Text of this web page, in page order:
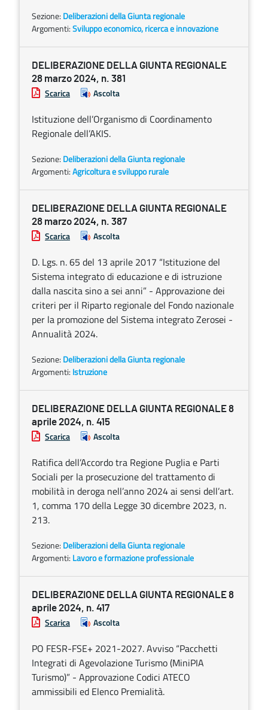
Sezione: Deliberazioni della Giunta regionale
Argomenti:Sviluppo economico, ricerca e innovazione
DELIBERAZIONE DELLA GIUNTA REGIONALE
28 marzo 2024, n. 381
Scarica Ascolta
Istituzione dell’Organismo di Coordinamento
Regionale dell’AKIS.
Sezione: Deliberazioni della Giunta regionale
Argomenti:Agricoltura e sviluppo rurale
DELIBERAZIONE DELLA GIUNTA REGIONALE
28 marzo 2024, n. 387
Scarica Ascolta
D. Lgs. n. 65 del 13 aprile 2017 “Istituzione del
Sistema integrato di educazione e di istruzione
dalla nascita sino a sei anni” - Approvazione dei
criteri per il Riparto regionale del Fondo nazionale
per la promozione del Sistema integrato Zerosei -
Annualità 2024.
Sezione: Deliberazioni della Giunta regionale
Argomenti: Istruzione
DELIBERAZIONE DELLA GIUNTA REGIONALE 8
aprile 2024, n. 415
Scarica Ascolta
Ratifica dell’Accordo tra Regione Puglia e Parti
Sociali per la prosecuzione del trattamento di
mobilità in deroga nell’anno 2024 ai sensi dell’art.
1, comma 170 della Legge 30 dicembre 2023, n.
213.
Sezione: Deliberazioni della Giunta regionale
Argomenti: Lavoro e formazione professionale
DELIBERAZIONE DELLA GIUNTA REGIONALE 8
aprile 2024, n. 417
Scarica Ascolta
PO FESR-FSE+ 2021-2027. Avviso “Pacchetti
Integrati di Agevolazione Turismo (MiniPIA
Turismo)” - Approvazione Codici ATECO
ammissibili ed Elenco Premialità.